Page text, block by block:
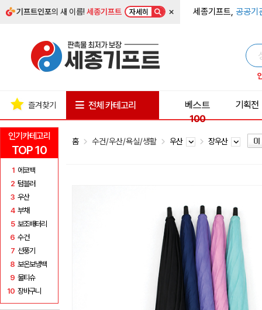
기프트인포의 새 이름!세종기프트 자세히 × 세종기프트, 공공기
인기카테고리
TOP 10
1 에코백
2 텀블러
3 우산
4 부채
5 보조배터리
6 수건
7 선풍기
8 보온보냉백
9 물티슈
10 장바구니
즐겨찾기 전체 카테고리
베스트
100
기획전
홈 수건/우산/욕실/생활 우산 장우산